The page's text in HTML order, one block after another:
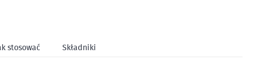
stosować Składniki